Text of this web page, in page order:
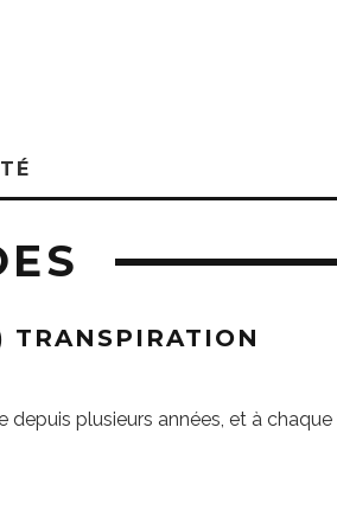
TRANSPIRATION
depuis plusieurs années, et à